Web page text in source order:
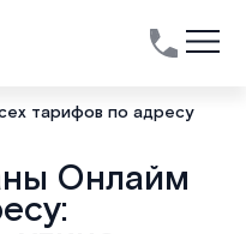
тарифов по адресу
Онлайм